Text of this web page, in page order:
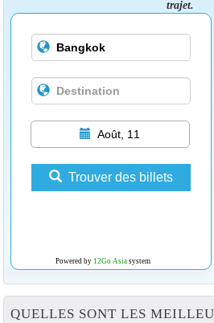
trajet.
Août, 11
Trouver des billets
Powered by 12Go Asiasystem
QUELLES SONT LES